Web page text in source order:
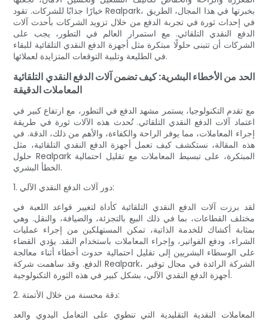
خيارًا جذابًا للشركات. تقود Realpark، بخبرتها في هذا المجال، الطريق
في إحداث ثورة في تجربة الدفع من خلال تزويد الشركات بأحدث آلات
الدفع النقدي التلقائي. مع استمرار العالم في التطور، يجب على
الشركات أن تتبنى حلولًا مبتكرة مثل أجهزة الدفع النقدي التلقائية للبقاء
في الطليعة وتلبية التوقعات المتزايدة لعملائها.
الحد من الأخطاء البشرية: كيف تضمن آلات الدفع النقدي التلقائية
المعاملات الدقيقة
مع تقدم التكنولوجيا، يستمر مشهد الدفع في التطور، مع ارتفاع كبير في
اعتماد آلات الدفع النقدي التلقائي. تُحدث هذه الآلات ثورة في طريقة
إجراء المعاملات، مما يوفر الراحة والكفاءة، والأهم من ذلك، الدقة. في
هذه المقالة، نستكشف كيف تعمل أجهزة الدفع النقدي التلقائية، مثل
حلول Realpark المبتكرة، على تبسيط المعاملات مع تقليل احتمالية
الخطأ البشري.
1. دور آلات الدفع النقدي الآلي:
لقد برزت آلات الدفع النقدي التلقائية كأداة لتغيير قواعد اللعبة في
مختلف القطاعات، بما في ذلك البيع بالتجزئة، والضيافة، والنقل. وهي
بمثابة أكشاك للخدمة الذاتية، تمكن المستهلكين من إجراء عمليات
الشراء، ودفع الفواتير، وإجراء المعاملات باستخدام النقد. يؤدي القضاء
على الوسطاء البشريين إلى تقليل احتمالية حدوث أخطاء أثناء معالجة
الدفع. وقد ساهمت شركة Realpark، الشركة الرائدة في مجال توفير
أجهزة الدفع النقدي الآلي، بشكل كبير في هذه الثورة التكنولوجية.
2. دقة محسنة من خلال الأتمتة:
المعاملات النقدية التقليدية التي تنطوي على التعامل اليدوي والعد